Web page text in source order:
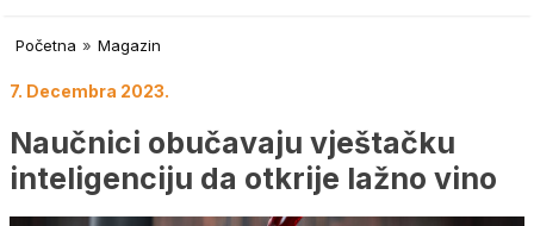
Početna » Magazin
7. Decembra 2023.
Naučnici obučavaju vještačku
inteligenciju da otkrije lažno vino